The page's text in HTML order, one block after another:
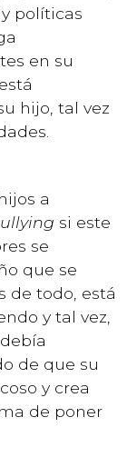
políticas
en su
hijo, tal vez
a
si este
se
que se
de todo, está
y tal vez,
de que su
y crea
de poner